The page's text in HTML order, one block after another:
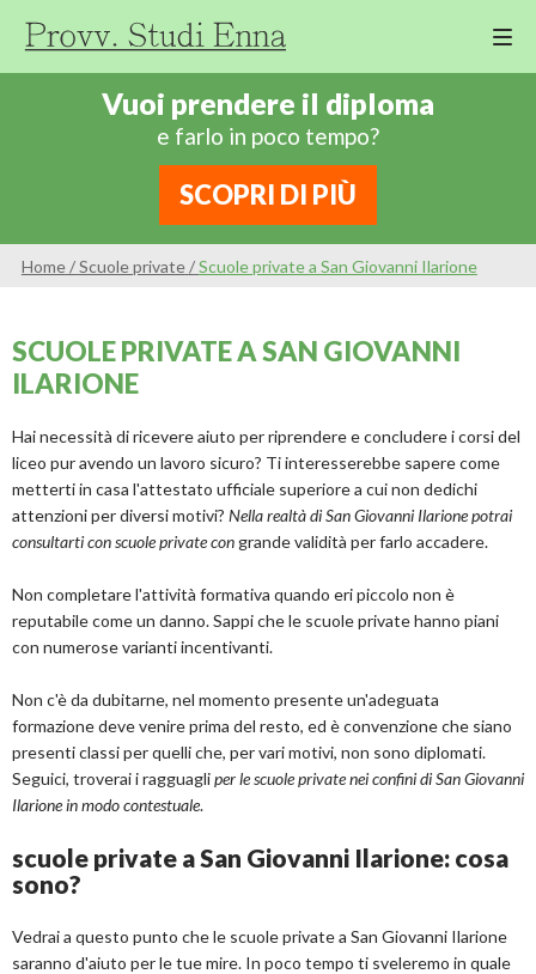
Vuoi prendere il diploma
e farlo in poco tempo?
SCOPRI DI PIÙ
Home/Scuole private/Scuole private a San Giovanni Ilarione
SCUOLE PRIVATE A SAN GIOVANNI
ILARIONE
Hai necessità di ricevere aiuto per riprendere e concludere i corsi del
liceo pur avendo un lavoro sicuro? Ti interesserebbe sapere come
metterti in casa l'attestato ufficiale superiore a cui non dedichi
attenzioni per diversi motivi? Nella realtà di San Giovanni Ilarione potrai
consultarti con scuole private con grande validità per farlo accadere.
Non completare l'attività formativa quando eri piccolo non è
reputabile come un danno. Sappi che le scuole private hanno piani
con numerose varianti incentivanti.
Non c'è da dubitarne, nel momento presente un'adeguata
formazione deve venire prima del resto, ed è convenzione che siano
presenti classi per quelli che, per vari motivi, non sono diplomati.
Seguici, troverai i ragguagliper le scuole private nei confini di San Giovanni
Ilarione in modo contestuale.
scuole private a San Giovanni Ilarione: cosa
sono?
Vedrai a questo punto che le scuole private a San Giovanni Ilarione
saranno d'aiuto per le tue mire. In poco tempo ti sveleremo in quale